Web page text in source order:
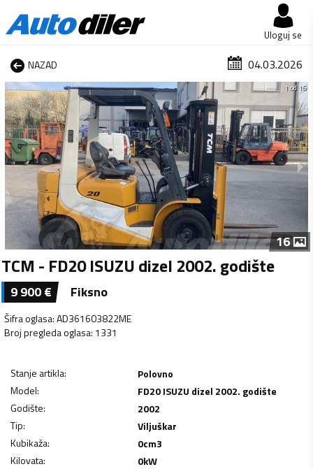
Uloguj se
NAZAD 04.03.2026
1 od 16
16
TCM - FD20 ISUZU dizel 2002. godište
9 900€ Fiksno
Šifra oglasa:AD361603822ME
Broj pregleda oglasa: 1331
Stanje artikla:
Polovno
Model:
FD20 ISUZU dizel 2002. godište
Godište:
2002
Tip:
Viljuškar
Kubikaža: 0cm3
Kilovata: 0kW